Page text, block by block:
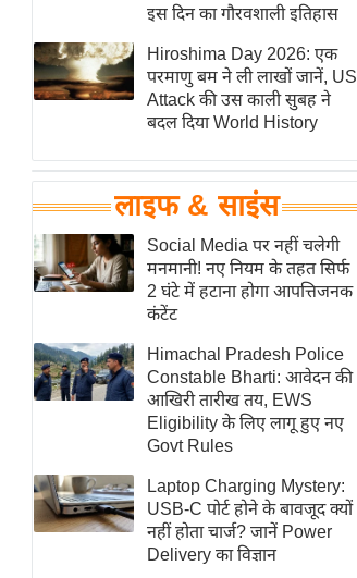
Breaking
News
लाइफस्टाइल
टेक्नॉलॉजी
घरेलू नुस्खे
पर्यटन स्थल
फिटनेस मंत्रा
रिलेशनशिप
राजनीति
विश्लेषण
समसामयिक
मातृभूमि
एम.
आर.
आई.
इस दिन का गौरवशाली इतिहास
Hiroshima Day 2026: एक
परमाणु बम ने ली लाखों जानें, US
Attack की उस काली सुबह ने
बदल दिया World History
लाइफ & साइंस
Social Media पर नहीं चलेगी
मनमानी! नए नियम के तहत सिर्फ
2 घंटे में हटाना होगा आपत्तिजनक
कंटेंट
Himachal Pradesh Police
Constable Bharti: आवेदन की
आखिरी तारीख तय, EWS
Eligibility के लिए लागू हुए नए
Govt Rules
Laptop Charging Mystery:
USB-C पोर्ट होने के बावजूद क्यों
नहीं होता चार्ज? जानें Power
Delivery का विज्ञान